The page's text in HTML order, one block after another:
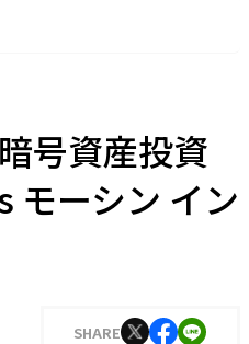
号資産投資
ーシン イン
SHARE